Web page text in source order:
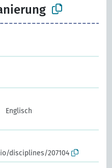
Englisch
disciplines/207104